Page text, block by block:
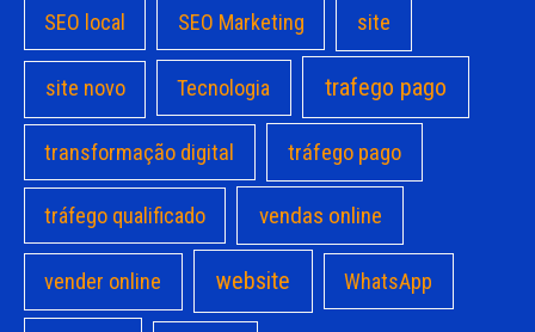
SEO local SEO Marketing site
site novo Tecnologia trafego pago
transformação digital tráfego pago
tráfego qualificado vendas online
vender online website WhatsApp